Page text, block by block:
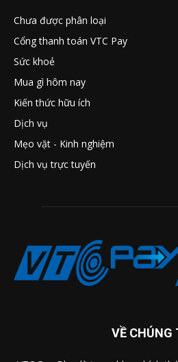
Chưa được phân loại
Cổng thanh toán VTC Pay
Sức khoẻ
Mua gì hôm nay
Kiến thức hữu ích
Dịch vụ
Mẹo vặt - Kinh nghiệm
Dịch vụ trực tuyến
VỀ CHÚNG